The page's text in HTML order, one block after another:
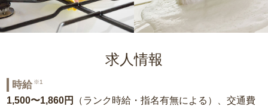
求人情報
時給 ※1
1,500〜1,860円
（ランク時給・指名有無による）、交通費